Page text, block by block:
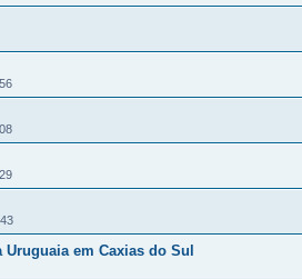
Uruguaia em Caxias do Sul